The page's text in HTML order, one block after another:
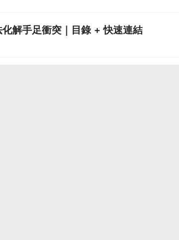
解手足衝突｜目錄 + 快速連結